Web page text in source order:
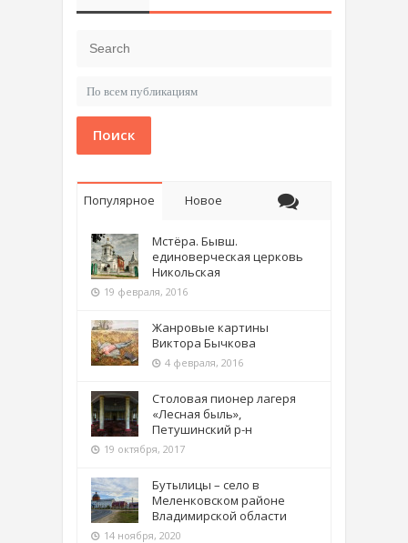
Поиск
Популярное Новое
Мстёра. Бывш.
единоверческая церковь
Никольская
19 февраля, 2016
Жанровые картины
Виктора Бычкова
4 февраля, 2016
Столовая пионер лагеря
«Лесная быль»,
Петушинский р-н
19 октября, 2017
Бутылицы – село в
Меленковском районе
Владимирской области
14 ноября, 2020